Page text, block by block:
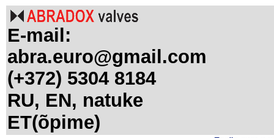
E-mail:
abra.euro@gmail.com
(+372) 5304 8184
RU, EN, natuke
ET(õpime)